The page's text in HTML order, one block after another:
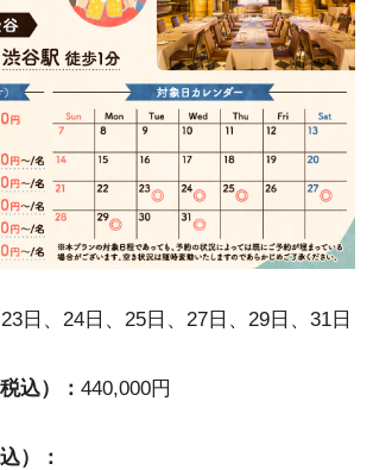
日、24日、25日、27日、29日、31日
込）： 440,000円
）：